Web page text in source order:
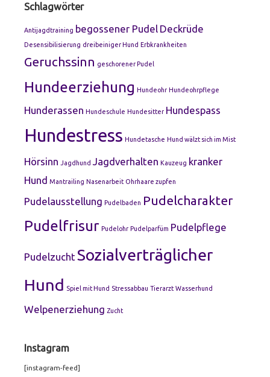
Schlagwörter
Antijagdtraining begossener Pudel Deckrüde
Desensibilisierung dreibeiniger Hund Erbkrankheiten
Geruchssinn geschorener Pudel
Hundeerziehung Hundeohr Hundeohrpflege
Hunderassen Hundeschule Hundesitter Hundespass
Hundestress Hundetasche Hund wälzt sich im Mist
Hörsinn Jagdhund Jagdverhalten Kauzeug kranker
Hund Mantrailing Nasenarbeit Ohrhaare zupfen
Pudelausstellung Pudelbaden Pudelcharakter
Pudelfrisur Pudelohr Pudelparfüm Pudelpflege
Pudelzucht Sozialverträglicher
Hund Spiel mit Hund Stressabbau Tierarzt Wasserhund
Welpenerziehung Zucht
Instagram
[instagram-feed]